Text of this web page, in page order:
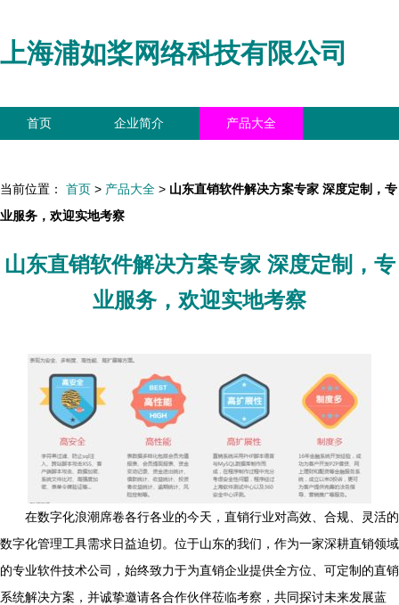
上海浦如桨网络科技有限公司
首页 企业简介 产品大全
当前位置： 首页 > 产品大全 > 山东直销软件解决方案专家 深度定制，专
业服务，欢迎实地考察
山东直销软件解决方案专家 深度定制，专
业服务，欢迎实地考察
在数字化浪潮席卷各行各业的今天，直销行业对高效、合规、灵活的
数字化管理工具需求日益迫切。位于山东的我们，作为一家深耕直销领域
的专业软件技术公司，始终致力于为直销企业提供全方位、可定制的直销
系统解决方案，并诚挚邀请各合作伙伴莅临考察，共同探讨未来发展蓝